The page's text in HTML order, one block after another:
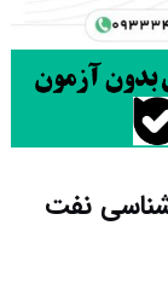
دکتری 99 زمین‌شناسی نفت